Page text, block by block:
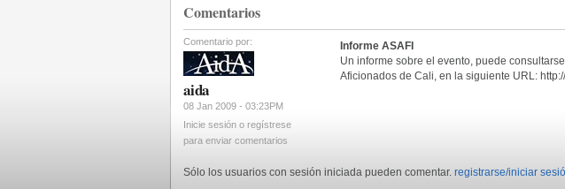
Comentarios
Comentario por:
aida
08 Jan 2009 - 03:23PM
Inicie sesión o regístrese
para enviar comentarios
Informe ASAFI
Un informe sobre el evento, puede
Aficionados de Cali, en la siguiente URL:
Sólo los usuarios con sesión iniciada pueden comentar. registrarse/iniciar